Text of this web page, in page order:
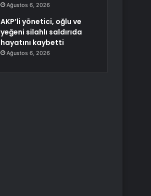
Ağustos 6, 2026
AKP’li yönetici, oğlu ve
yeğeni silahlı saldırıda
hayatını kaybetti
Ağustos 6, 2026